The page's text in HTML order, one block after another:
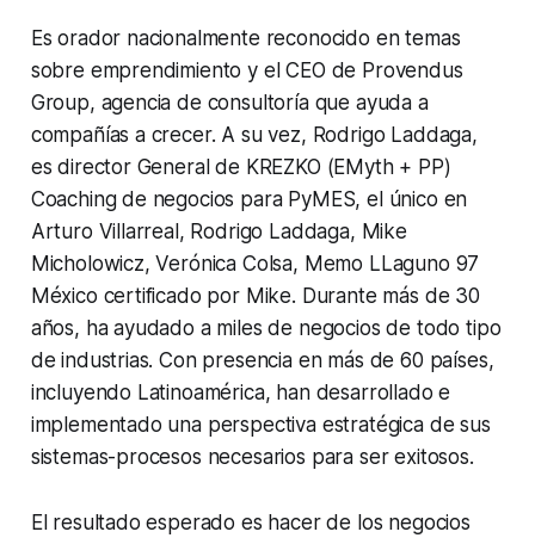
Es orador nacionalmente reconocido en temas
sobre emprendimiento y el CEO de Provendus
Group, agencia de consultoría que ayuda a
compañías a crecer. A su vez, Rodrigo Laddaga,
es director General de KREZKO (EMyth + PP)
Coaching de negocios para PyMES, el único en
Arturo Villarreal, Rodrigo Laddaga, Mike
Micholowicz, Verónica Colsa, Memo LLaguno 97
México certificado por Mike. Durante más de 30
años, ha ayudado a miles de negocios de todo tipo
de industrias. Con presencia en más de 60 países,
incluyendo Latinoamérica, han desarrollado e
implementado una perspectiva estratégica de sus
sistemas-procesos necesarios para ser exitosos.
El resultado esperado es hacer de los negocios